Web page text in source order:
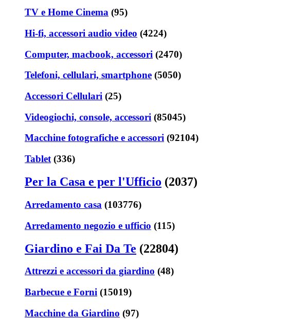
TV e Home Cinema (95)
Hi-fi, accessori audio video (4224)
Computer, macbook, accessori (2470)
Telefoni, cellulari, smartphone (5050)
Accessori Cellulari (25)
Videogiochi, console, accessori (85045)
Macchine fotografiche e accessori (92104)
Tablet (336)
Per la Casa e per l'Ufficio (2037)
Arredamento casa (103776)
Arredamento negozio e ufficio (115)
Giardino e Fai Da Te (22804)
Attrezzi e accessori da giardino (48)
Barbecue e Forni (15019)
Macchine da Giardino (97)